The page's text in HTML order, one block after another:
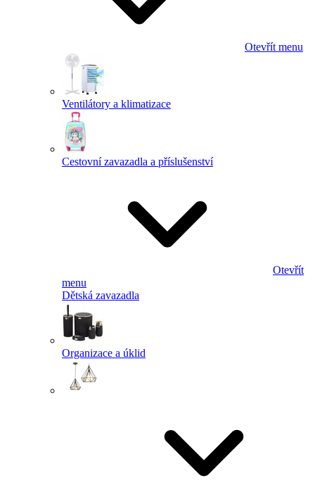
Otevřít menu
Ventilátory a klimatizace
Cestovní zavazadla a příslušenství
Otevřít
menu
Dětská zavazadla
Organizace a úklid